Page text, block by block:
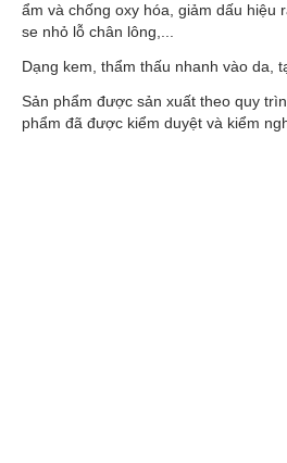
ẩm và chống oxy hóa, giảm dấu hiệu
se nhỏ lỗ chân lông,...
Dạng kem, thẩm thấu nhanh vào da,
Sản phẩm được sản xuất theo quy
phẩm đã được kiểm duyệt và kiểm